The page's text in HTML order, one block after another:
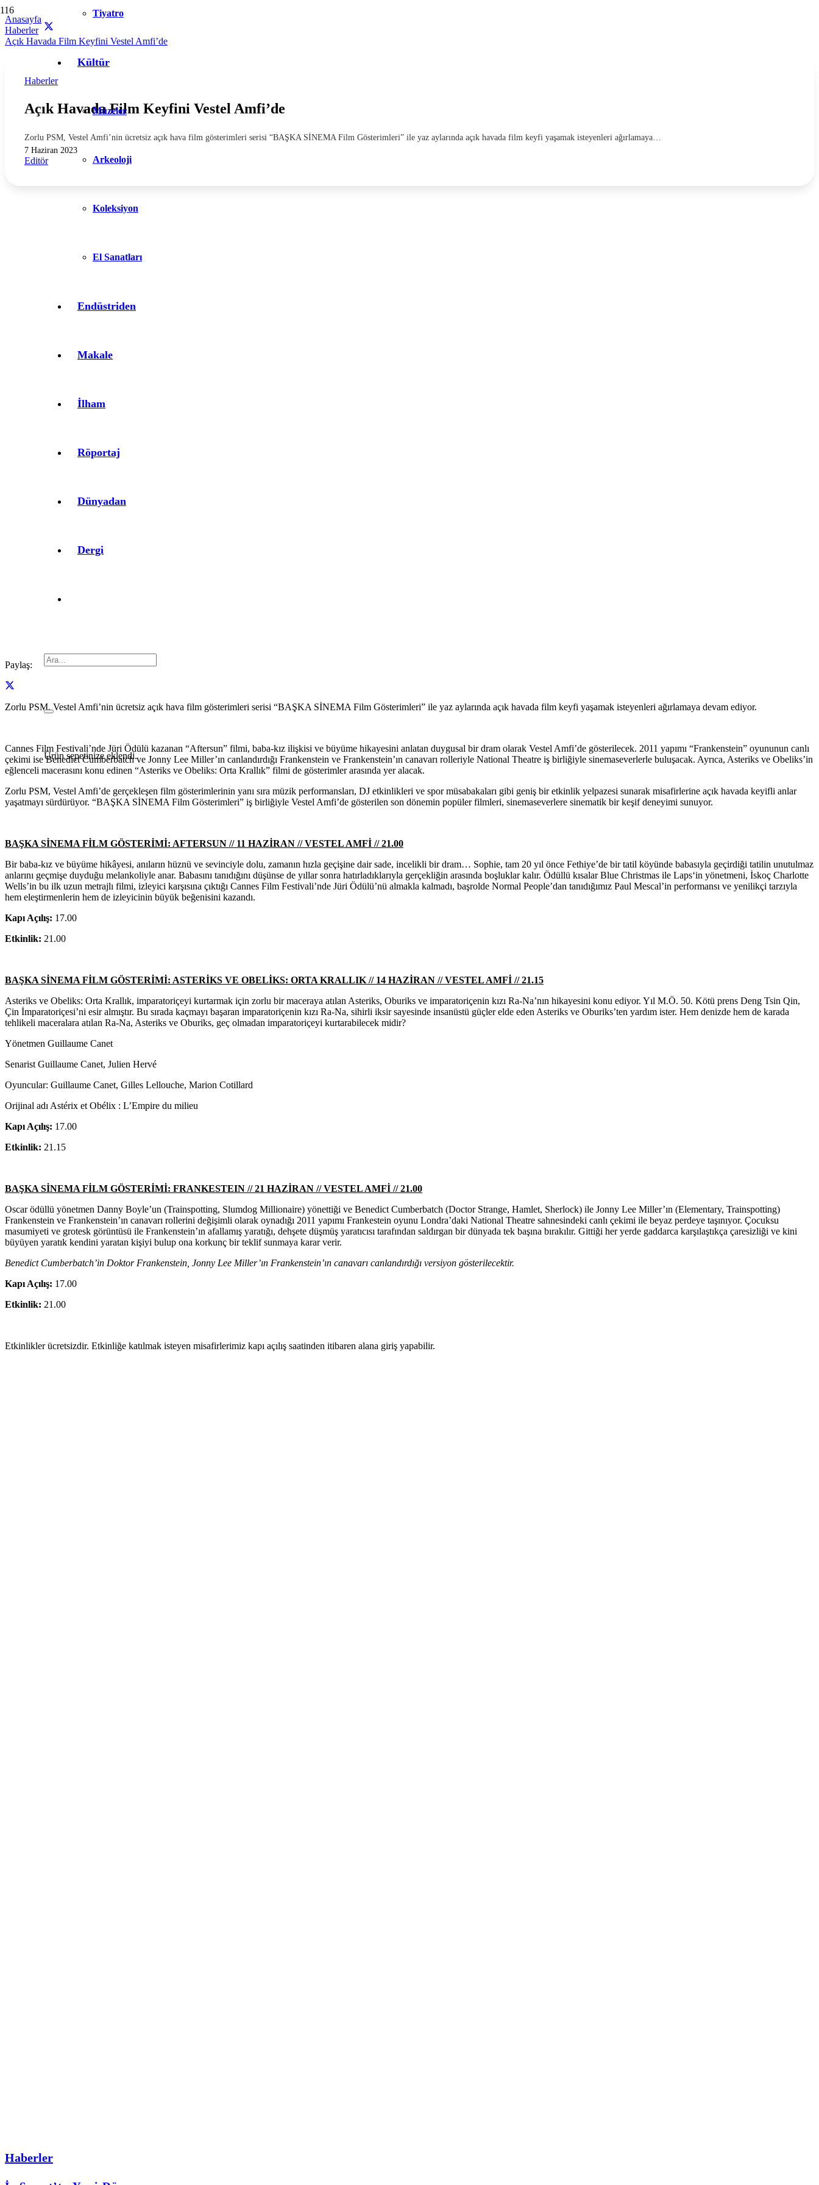
Tiyatro
Kültür
Müzeler
Arkeoloji
Koleksiyon
El Sanatları
Endüstriden
Makale
İlham
Röportaj
Dünyadan
Dergi
Ürünsepetinize eklendi.
Anasayfa
Haberler
Açık Havada Film Keyfini Vestel Amfi’de
Haberler
Açık Havada Film Keyfini Vestel Amfi’de
Zorlu PSM, Vestel Amfi’nin ücretsiz açık hava film gösterimleri serisi “BAŞKA SİNEMA Film Gösterimleri” ile yaz aylarında açık havada film keyfi yaşamak isteyenleri ağırlamaya…
7 Haziran 2023
Editör
Paylaş:
Zorlu PSM, Vestel Amfi’nin ücretsiz açık hava film gösterimleri serisi “BAŞKA SİNEMA Film Gösterimleri” ile yaz aylarında açık havada film keyfi yaşamak isteyenleri ağırlamaya devam ediyor.
Cannes Film Festivali’nde Jüri Ödülü kazanan “Aftersun” filmi, baba-kız ilişkisi ve büyüme hikayesini anlatan duygusal bir dram olarak Vestel Amfi’de gösterilecek. 2011 yapımı “Frankenstein” oyununun canlı
çekimi ise Benedict Cumberbatch ve Jonny Lee Miller’ın canlandırdığı Frankenstein ve Frankenstein’ın canavarı rolleriyle National Theatre iş birliğiyle sinemaseverlerle buluşacak. Ayrıca, Asteriks ve Obeliks’in
eğlenceli macerasını konu edinen “Asteriks ve Obeliks: Orta Krallık” filmi de gösterimler arasında yer alacak.
Zorlu PSM, Vestel Amfi’de gerçekleşen film gösterimlerinin yanı sıra müzik performansları, DJ etkinlikleri ve spor müsabakaları gibi geniş bir etkinlik yelpazesi sunarak misafirlerine açık havada keyifli anlar
yaşatmayı sürdürüyor. “BAŞKA SİNEMA Film Gösterimleri” iş birliğiyle Vestel Amfi’de gösterilen son dönemin popüler filmleri, sinemaseverlere sinematik bir keşif deneyimi sunuyor.
BAŞKA SİNEMA FİLM GÖSTERİMİ: AFTERSUN // 11 HAZİRAN // VESTEL AMFİ // 21.00
Bir baba-kız ve büyüme hikâyesi, anıların hüznü ve sevinciyle dolu, zamanın hızla geçişine dair sade, incelikli bir dram… Sophie, tam 20 yıl önce Fethiye’de bir tatil köyünde babasıyla geçirdiği tatilin unutulmaz
anlarını geçmişe duyduğu melankoliyle anar. Babasını tanıdığını düşünse de yıllar sonra hatırladıklarıyla gerçekliğin arasında boşluklar kalır. Ödüllü kısalar Blue Christmas ile Laps‘in yönetmeni, İskoç Charlotte
Wells’in bu ilk uzun metrajlı filmi, izleyici karşısına çıktığı Cannes Film Festivali’nde Jüri Ödülü’nü almakla kalmadı, başrolde Normal People’dan tanıdığımız Paul Mescal’in performansı ve yenilikçi tarzıyla
hem eleştirmenlerin hem de izleyicinin büyük beğenisini kazandı.
Kapı Açılış: 17.00
Etkinlik: 21.00
BAŞKA SİNEMA FİLM GÖSTERİMİ: ASTERİKS VE OBELİKS: ORTA KRALLIK // 14 HAZİRAN // VESTEL AMFİ // 21.15
Asteriks ve Obeliks: Orta Krallık, imparatoriçeyi kurtarmak için zorlu bir maceraya atılan Asteriks, Oburiks ve imparatoriçenin kızı Ra-Na’nın hikayesini konu ediyor. Yıl M.Ö. 50. Kötü prens Deng Tsin Qin,
Çin İmparatoriçesi’ni esir almıştır. Bu sırada kaçmayı başaran imparatoriçenin kızı Ra-Na, sihirli iksir sayesinde insanüstü güçler elde eden Asteriks ve Oburiks’ten yardım ister. Hem denizde hem de karada
tehlikeli maceralara atılan Ra-Na, Asteriks ve Oburiks, geç olmadan imparatoriçeyi kurtarabilecek midir?
Yönetmen Guillaume Canet
Senarist Guillaume Canet, Julien Hervé
Oyuncular: Guillaume Canet, Gilles Lellouche, Marion Cotillard
Orijinal adı Astérix et Obélix : L’Empire du milieu
Kapı Açılış: 17.00
Etkinlik: 21.15
BAŞKA SİNEMA FİLM GÖSTERİMİ: FRANKESTEIN // 21 HAZİRAN // VESTEL AMFİ // 21.00
Oscar ödüllü yönetmen Danny Boyle’un (Trainspotting, Slumdog Millionaire) yönettiği ve Benedict Cumberbatch (Doctor Strange, Hamlet, Sherlock) ile Jonny Lee Miller’ın (Elementary, Trainspotting)
Frankenstein ve Frankenstein’ın canavarı rollerini değişimli olarak oynadığı 2011 yapımı Frankestein oyunu Londra’daki National Theatre sahnesindeki canlı çekimi ile beyaz perdeye taşınıyor. Çocuksu
masumiyeti ve grotesk görüntüsü ile Frankenstein’ın afallamış yaratığı, dehşete düşmüş yaratıcısı tarafından saldırgan bir dünyada tek başına bırakılır. Gittiği her yerde gaddarca karşılaştıkça çaresizliği ve kini
büyüyen yaratık kendini yaratan kişiyi bulup ona korkunç bir teklif sunmaya karar verir.
Benedict Cumberbatch’in Doktor Frankenstein, Jonny Lee Miller’ın Frankenstein’ın canavarı canlandırdığı versiyon gösterilecektir.
Kapı Açılış: 17.00
Etkinlik: 21.00
Etkinlikler ücretsizdir. Etkinliğe katılmak isteyen misafirlerimiz kapı açılış saatinden itibaren alana giriş yapabilir.
Haberler